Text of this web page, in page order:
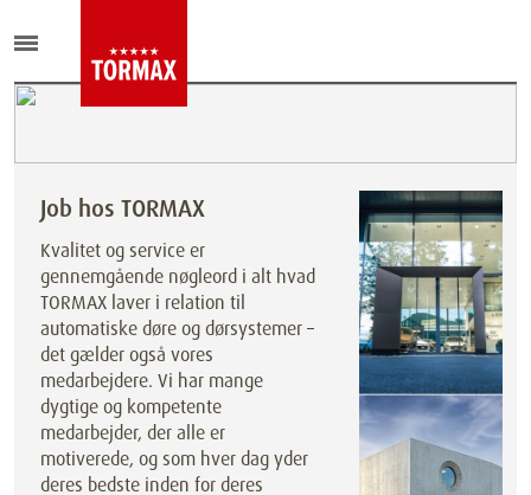
Job hos TORMAX
Kvalitet og service er
gennemgående nøgleord i alt hvad
TORMAX laver i relation til
automatiske døre og dørsystemer –
det gælder også vores
medarbejdere. Vi har mange
dygtige og kompetente
medarbejder, der alle er
motiverede, og som hver dag yder
deres bedste inden for deres